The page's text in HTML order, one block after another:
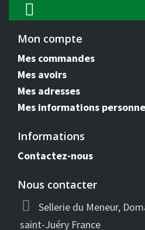
Mon compte
Mes commandes
Mes avoirs
Mes adresses
Mes informations
Informations
Contactez-nous
Nous contacter
Sellerie du Meneur,
saint-Juéry France